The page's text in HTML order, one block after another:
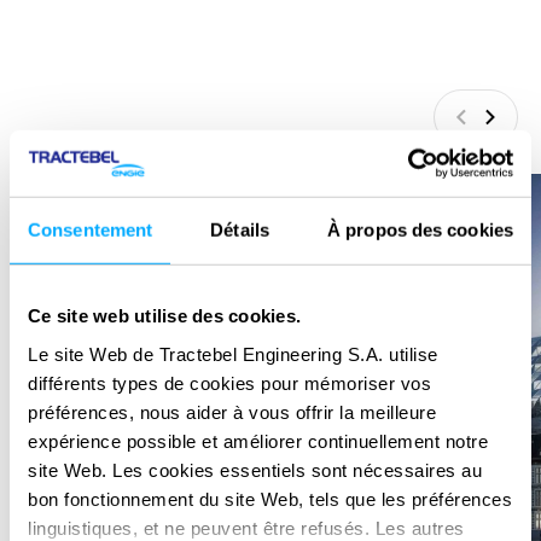
Consentement Détails À propos des cookies
Ce site web utilise des cookies.
Le site Web de Tractebel Engineering S.A. utilise
différents types de cookies pour mémoriser vos
préférences, nous aider à vous offrir la meilleure
expérience possible et améliorer continuellement notre
site Web. Les cookies essentiels sont nécessaires au
bon fonctionnement du site Web, tels que les préférences
linguistiques, et ne peuvent être refusés. Les autres